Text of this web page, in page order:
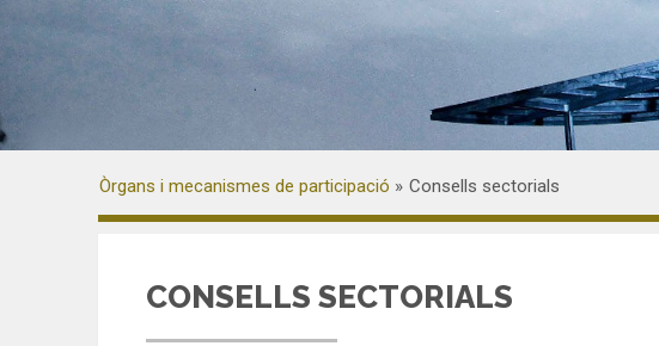
Òrgans i mecanismes de participació Consells sectorials
CONSELLS SECTORIALS